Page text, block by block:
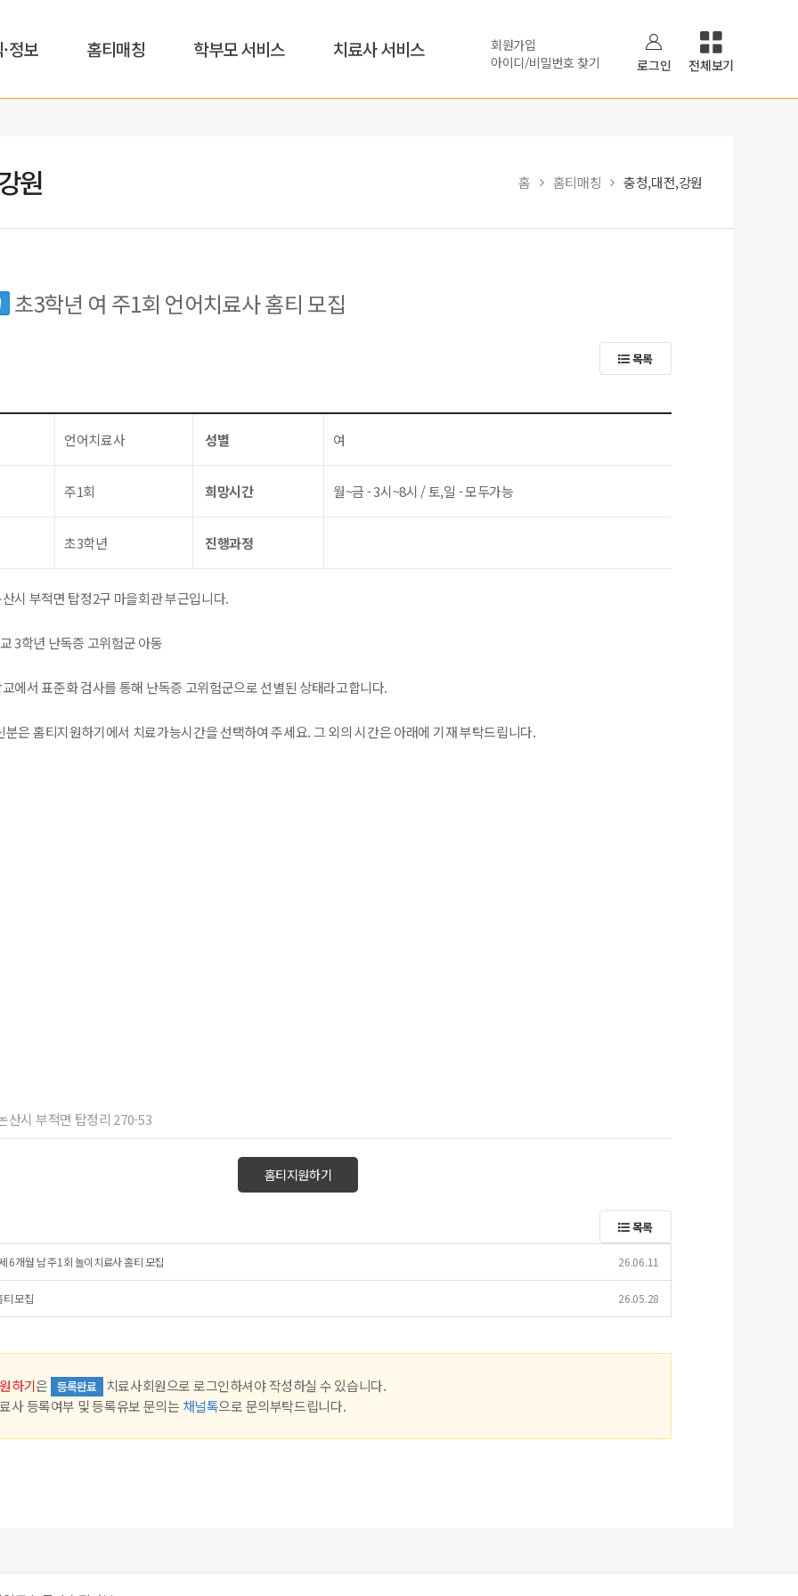
정보 홈티매칭 학부모 서비스 치료사 서비스
회원가입
아이디/비밀번호 찾기
로그인 전체보기
원 홈 홈티매칭 충청,대전,강원
초3학년 여 주1회 언어치료사 홈티 모집
목록
언어치료사 성별 여
주1회 희망시간 월~금 - 3시~8시 / 토,일 - 모두가능
초3학년 진행과정
시 부적면 탑정2구 마을회관 부근입니다.
3학년 난독증 고위험군 아동
에서 표준화 검사를 통해 난독증 고위험군으로 선별된 상태라고합니다.
분은 홈티지원하기에서 치료가능시간을 선택하여 주세요. 그 외의 시간은 아래에 기재 부탁드립니다.
산시 부적면 탑정리 270-53
홈티지원하기
목록
6개월 남 주1회 놀이치료사 홈티 모집 26.06.11
티 모집 26.05.28
하기은 등록완료
치료사회원으로 로그인하셔야 작성하실 수 있습니다.
사 등록여부 및 등록유보 문의는 채널톡으로 문의부탁드립니다.